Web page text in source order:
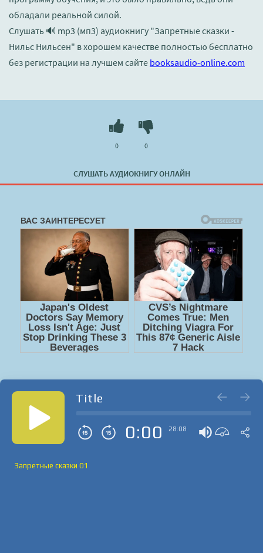
обладали реальной силой.
Слушать 🔊 mp3 (мп3) аудиокнигу "Запретные сказки -
Нильс Нильсен" в хорошем качестве полностью бесплатно
без регистрации на лучшем сайте booksaudio-online.com
СЛУШАТЬ АУДИОКНИГУ ОНЛАЙН
0 0
Title
0:00 28:08
Запретные сказки 01